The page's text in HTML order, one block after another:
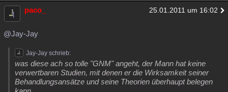
paco_ 25.01.2011 um 16:02
@Jay-Jay
Jay-Jay schrieb:
was diese ach so tolle "GNM" angeht, der Mann hat keine
verwertbaren Studien, mit denen er die Wirksamkeit seiner
Behandlungsansätze und seine Theorien überhaupt belegen